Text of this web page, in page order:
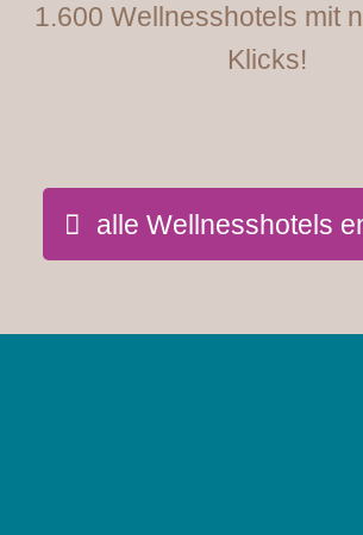
1.600 Wellnesshotels mit
Klicks!
alle Wellnesshotels